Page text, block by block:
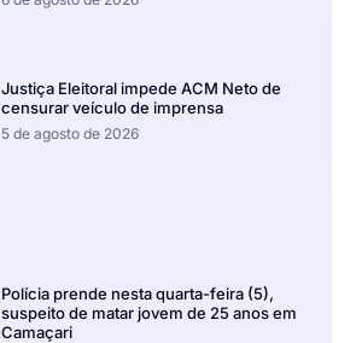
Justiça Eleitoral impede ACM Neto de
censurar veículo de imprensa
5 de agosto de 2026
Polícia prende nesta quarta-feira (5),
suspeito de matar jovem de 25 anos em
Camaçari